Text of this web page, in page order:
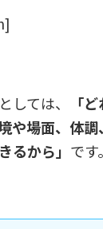
しては、
「
や場面、体
るから」 です。